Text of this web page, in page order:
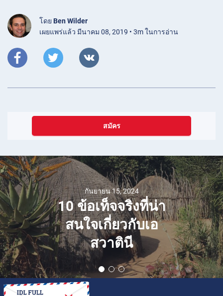
โดย Ben Wilder
เผยแพร่แล้ว มีนาคม 08, 2019 • 3m ในการอ่าน
สมัคร
กันยายน 15, 2024
10 ข้อเท็จจริงที่น่า
สนใจเกี่ยวกับเอ
สวาตินี